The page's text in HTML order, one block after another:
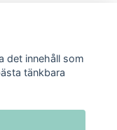
det innehåll som
tänkbara